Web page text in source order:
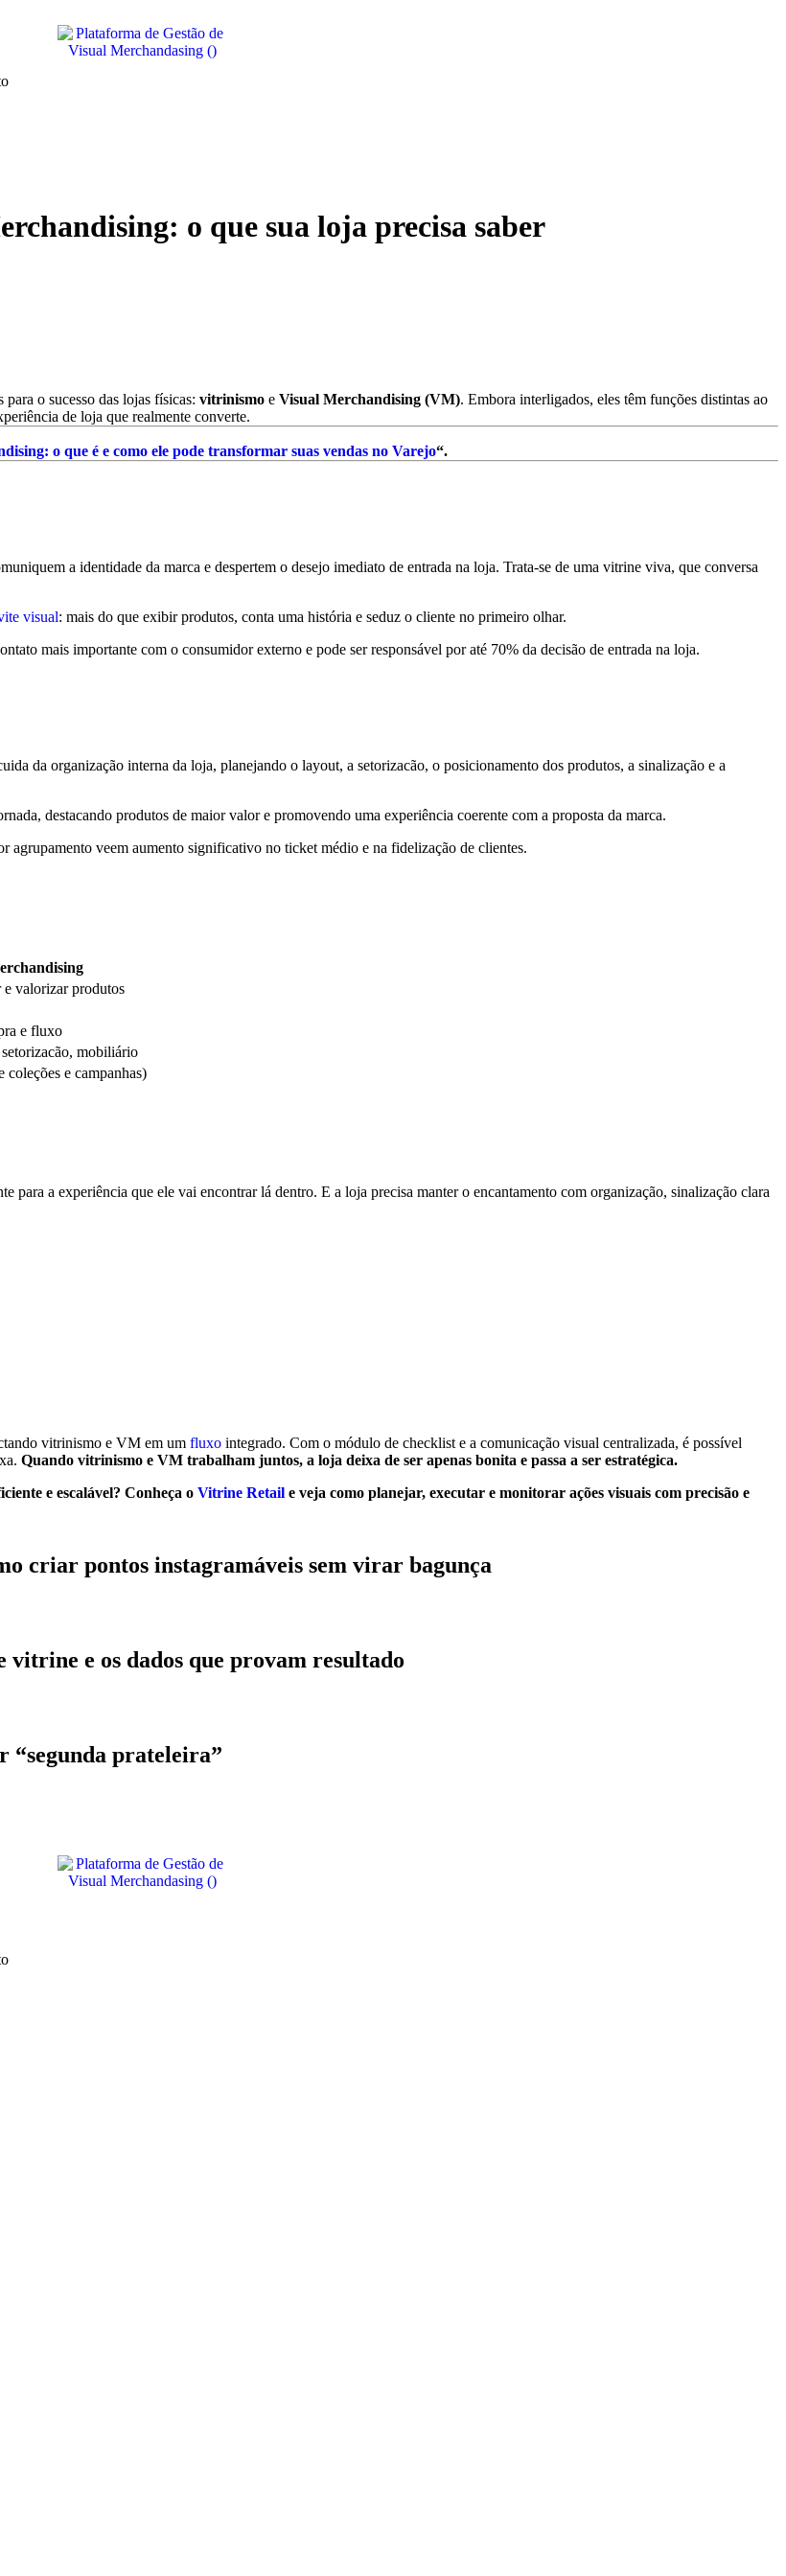
o que sua loja precisa saber
o sucesso das lojas físicas: vitrinismo e Visual Merchandising (VM). Embora interligados, eles têm funções distintas ao
de loja que realmente converte.
o que é e como ele pode transformar suas vendas no Varejo“.
a identidade da marca e despertem o desejo imediato de entrada na loja. Trata-se de uma vitrine viva, que conversa
visual: mais do que exibir produtos, conta uma história e seduz o cliente no primeiro olhar.
mais importante com o consumidor externo e pode ser responsável por até 70% da decisão de entrada na loja.
da organização interna da loja, planejando o layout, a setorizacão, o posicionamento dos produtos, a sinalização e a
destacando produtos de maior valor e promovendo uma experiência coerente com a proposta da marca.
agrupamento veem aumento significativo no ticket médio e na fidelização de clientes.
valorizar produtos
e fluxo
mobiliário
coleções e campanhas)
a experiência que ele vai encontrar lá dentro. E a loja precisa manter o encantamento com organização, sinalização clara
vitrinismo e VM em um fluxo integrado. Com o módulo de checklist e a comunicação visual centralizada, é possível
Quando vitrinismo e VM trabalham juntos, a loja deixa de ser apenas bonita e passa a ser estratégica.
e escalável? Conheça o Vitrine Retail e veja como planejar, executar e monitorar ações visuais com precisão e
criar pontos instagramáveis sem virar bagunça
e os dados que provam resultado
“segunda prateleira”